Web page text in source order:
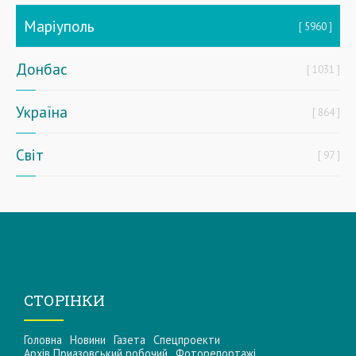
Маріуполь 5960
Донбас 1031
Україна 864
Світ 97
СТОРІНКИ
Головна Новини Газета Спецпроекти